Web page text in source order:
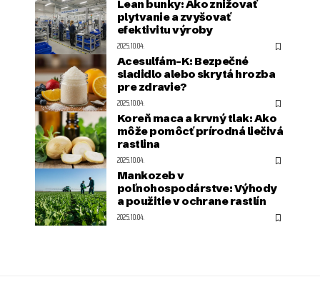
Lean bunky: Ako znižovať
plytvanie a zvyšovať
efektivitu výroby
2025.10.04.
Acesulfám-K: Bezpečné
sladidlo alebo skrytá hrozba
pre zdravie?
2025.10.04.
Koreň maca a krvný tlak: Ako
môže pomôcť prírodná liečivá
rastlina
2025.10.04.
Mankozeb v
poľnohospodárstve: Výhody
a použitie v ochrane rastlín
2025.10.04.